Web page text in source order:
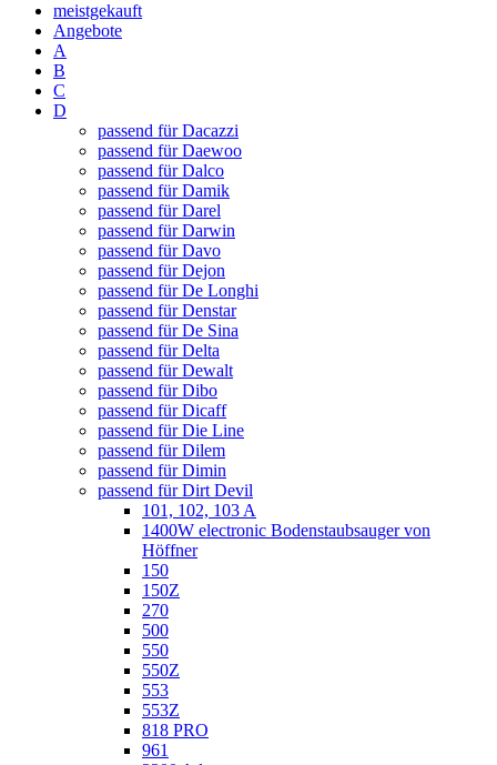
meistgekauft
Angebote
A
B
C
D
passend für Dacazzi
passend für Daewoo
passend für Dalco
passend für Damik
passend für Darel
passend für Darwin
passend für Davo
passend für Dejon
passend für De Longhi
passend für Denstar
passend für De Sina
passend für Delta
passend für Dewalt
passend für Dibo
passend für Dicaff
passend für Die Line
passend für Dilem
passend für Dimin
passend für Dirt Devil
101, 102, 103 A
1400W electronic Bodenstaubsauger von
Höffner
150
150Z
270
500
550
550Z
553
553Z
818 PRO
961